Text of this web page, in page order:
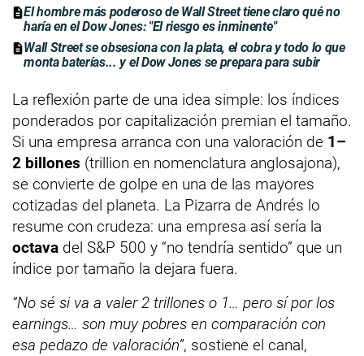
El hombre más poderoso de Wall Street tiene claro qué no
haría en el Dow Jones: "El riesgo es inminente"
Wall Street se obsesiona con la plata, el cobra y todo lo que
monta baterías... y el Dow Jones se prepara para subir
La reflexión parte de una idea simple: los índices
ponderados por capitalización premian el tamaño.
Si una empresa arranca con una valoración de 1–
2 billones (trillion en nomenclatura anglosajona),
se convierte de golpe en una de las mayores
cotizadas del planeta. La Pizarra de Andrés lo
resume con crudeza: una empresa así sería la
octava del S&P 500 y “no tendría sentido” que un
índice por tamaño la dejara fuera.
“No sé si va a valer 2 trillones o 1… pero sí por los
earnings… son muy pobres en comparación con
esa pedazo de valoración”, sostiene el canal,